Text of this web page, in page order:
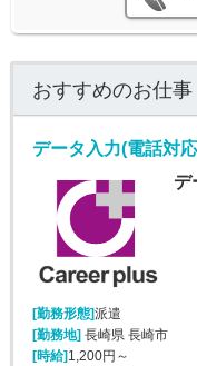
おすすめのお仕事
データ入力(電話対
デ
[勤務形態]派遣
[勤務地] 長崎県 長崎市
[時給] 1,200円～